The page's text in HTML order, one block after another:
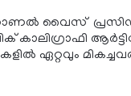
വൈസ്
ഏറ്റവും